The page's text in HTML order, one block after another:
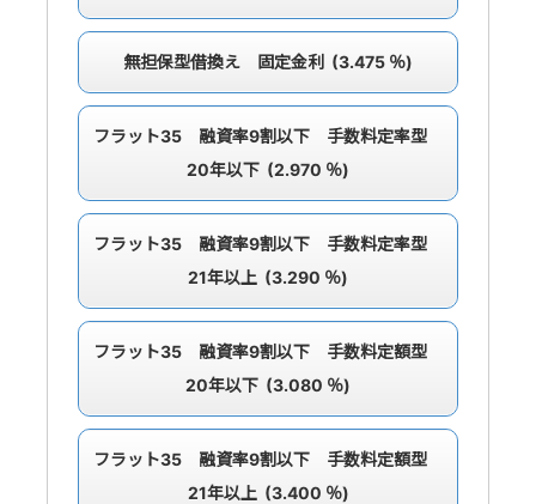
無担保型借換え 固定金利 (3.475 ％)
フラット35 融資率9割以下 手数料定率型
20年以下 (2.970 ％)
フラット35 融資率9割以下 手数料定率型
21年以上 (3.290 ％)
フラット35 融資率9割以下 手数料定額型
20年以下 (3.080 ％)
フラット35 融資率9割以下 手数料定額型
21年以上 (3.400 ％)